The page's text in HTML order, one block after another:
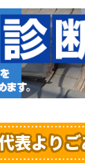
表より